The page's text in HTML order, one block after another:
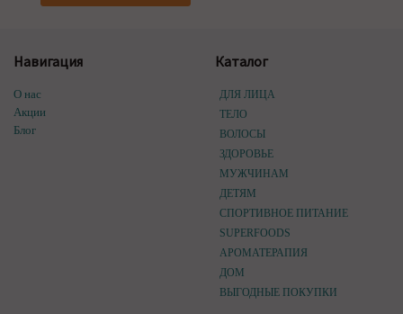
Навигация
О нас
Акции
Блог
Каталог
ДЛЯ ЛИЦА
ТЕЛО
ВОЛОСЫ
ЗДОРОВЬЕ
МУЖЧИНАМ
ДЕТЯМ
СПОРТИВНОЕ ПИТАНИЕ
SUPERFOODS
АРОМАТЕРАПИЯ
ДОМ
ВЫГОДНЫЕ ПОКУПКИ